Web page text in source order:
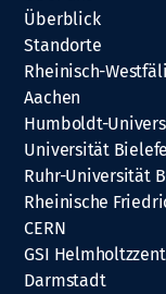
Überblick
Standorte
Rheinisch-
Aachen
Humboldt-
Universität
Ruhr-Universität
Rheinische
CERN
GSI
Darmstadt